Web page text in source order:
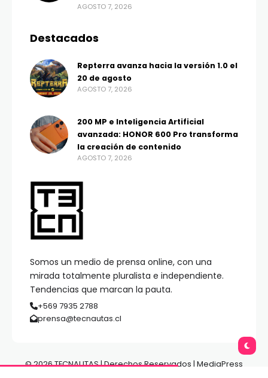
Somos un medio de prensa online, con una
mirada totalmente pluralista e independiente.
Tendencias que marcan la pauta.
+569 7935 2788
prensa@tecnautas.cl
AGOSTO 7, 2026
Destacados
Repterra avanza hacia la versión 1.0 el
20 de agosto
AGOSTO 7, 2026
200 MP e Inteligencia Artificial
avanzada: HONOR 600 Pro transforma
la creación de contenido
AGOSTO 7, 2026
© 2026 TECNAUTAS | Derechos Reservados | MediaPress